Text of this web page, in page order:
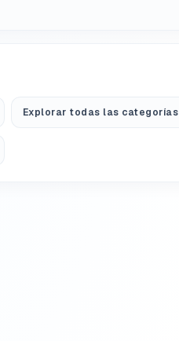
Explorar todas las categorías